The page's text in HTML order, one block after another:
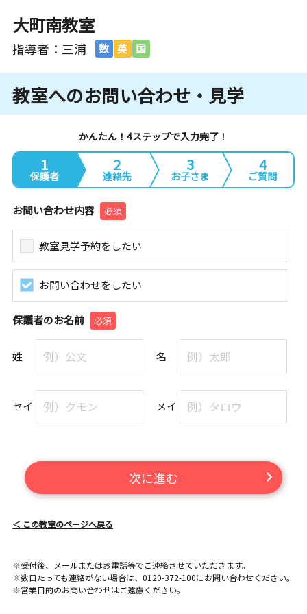
大町南教室
指導者：三浦 数 英 国
教室へのお問い合わせ・見学
かんたん！4ステップで入力完了！
1
保護者
2
連絡先
3
お子さま
4
ご質問
お問い合わせ内容 必須
教室見学予約をしたい
お問い合わせをしたい
保護者のお名前 必須
姓 名
セイ メイ
次に進む
＜ この教室のページへ戻る
※受付後、メールまたはお電話等でご連絡させていただきます。
※数日たっても連絡がない場合は、0120-372-100にお問い合わせください。
※営業目的のお問い合わせはご遠慮ください。